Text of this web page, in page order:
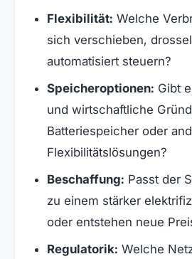
Flexibilität: Welche
sich verschieben,
automatisiert steuern?
Speicheroptionen: Gibt
und wirtschaftliche
Batteriespeicher oder
Flexibilitätslösungen?
Beschaffung: Passt der
zu einem stärker
oder entstehen neue
Regulatorik: Welche